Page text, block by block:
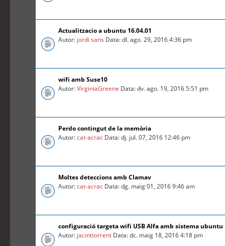
Actualitzacio a ubuntu 16.04.01
Autor: jordi sans Data: dl. ago. 29, 2016 4:36 pm
wifi amb Suse10
Autor:VirginiaGreene Data: dv. ago. 19, 2016 5:51 pm
Perdo contingut de la memòria
Autor:cat-acrac Data: dj. jul. 07, 2016 12:46 pm
Moltes deteccions amb Clamav
Autor:cat-acrac Data: dg. maig 01, 2016 9:46 am
configuració targeta wifi USB Alfa amb sistema ubuntu
Autor: jacinttorrent Data: dc. maig 18, 2016 4:18 pm